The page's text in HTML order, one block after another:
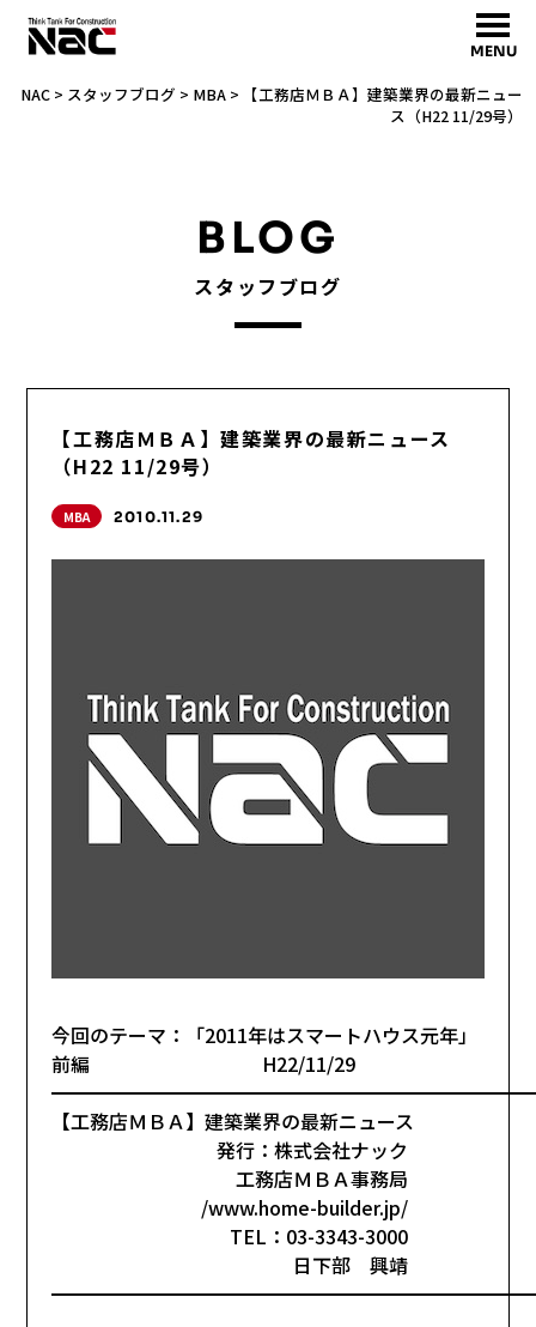
MENU
NAC> スタッフブログ > MBA>
【工務店ＭＢＡ】建築業界の最新ニュー
ス（H22 11/29号）
BLOG
スタッフブログ
【工務店ＭＢＡ】建築業界の最新ニュース
（H22 11/29号）
MBA 2010.11.29
今回のテーマ：「2011年はスマートハウス元年」
前編 H22/11/29
【工務店ＭＢＡ】建築業界の最新ニュース
発行：株式会社ナック
工務店ＭＢＡ事務局
/www.home-builder.jp/
TEL：03-3343-3000
日下部 興靖